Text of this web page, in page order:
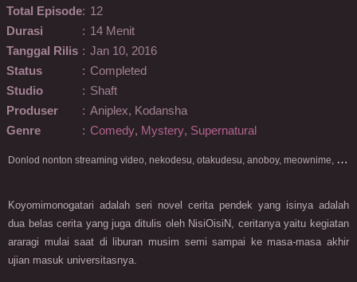
Total Episode: 12
Durasi
: 14 Menit
Tanggal Rilis : Jan 10, 2016
Status
: Completed
Studio
: Shaft
Produser
: Aniplex, Kodansha
Genre
: Comedy, Mystery, Supernatural
D
onlod nonton streaming video, nekodesu, otakudesu, anoboy, meownime, anitoki, meguminime, melody, oploverz, anoboy, nimegami, unduh, riie net, drivenime, myanimelist, MAL, kusonime, neonime, bstation, maxnime, Netflix, animeindo, anichin, crunchyroll, neonime, samehadaku, streaming, otakupoi, awsubs, anibatch, anikyojin, nekonime, kurogaze, zippyshare, vidio google drive, Muse Indonesia, kazefuri, iQIYI, Viu, Ani-One Asia, Animenonton, Otaku desu, Mangaku, Anibatch,Vidio, Genflix, Amazon Prime Video, 3GP, Mp4, 240p, Terlengkap.
Koyomimonogatari adalah seri novel cerita pendek yang isinya adalah
dua belas cerita yang juga ditulis oleh NisiOisiN, ceritanya yaitu kegiatan
araragi mulai saat di liburan musim semi sampai ke masa-masa akhir
ujian masuk universitasnya.